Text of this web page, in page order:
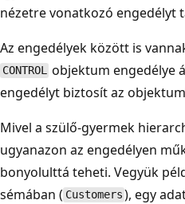
nézetre vonatkozó engedélyt
Az engedélyek között is
CONTROL objektum engedélye
engedélyt biztosít az
Mivel a szülő-gyermek
ugyanazon az engedélyen
bonyolulttá teheti. Vegyük
sémában ( Customers ), egy